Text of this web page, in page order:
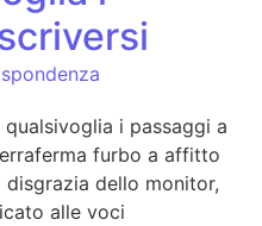
i passaggi a
furbo a affitto
dello monitor,
alle voci